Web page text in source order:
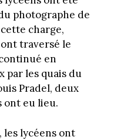
photographe de
charge,
traversé le
en
par les quais du
Pradel, deux
ont eu lieu.
les lycéens ont